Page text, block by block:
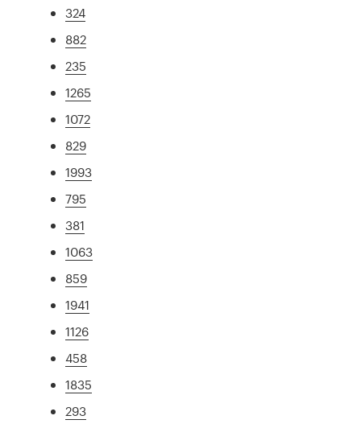
324
882
235
1265
1072
829
1993
795
381
1063
859
1941
1126
458
1835
293